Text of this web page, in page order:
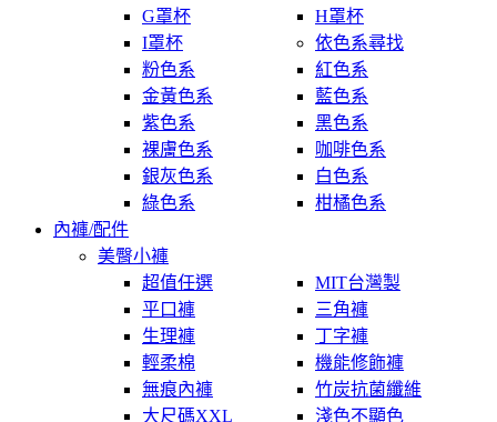
G罩杯
H罩杯
I罩杯
依色系尋找
粉色系
紅色系
金黃色系
藍色系
紫色系
黑色系
裸膚色系
咖啡色系
銀灰色系
白色系
綠色系
柑橘色系
內褲/配件
美臀小褲
超值任選
MIT台灣製
平口褲
三角褲
生理褲
丁字褲
輕柔棉
機能修飾褲
無痕內褲
竹炭抗菌纖維
大尺碼XXL
淺色不顯色